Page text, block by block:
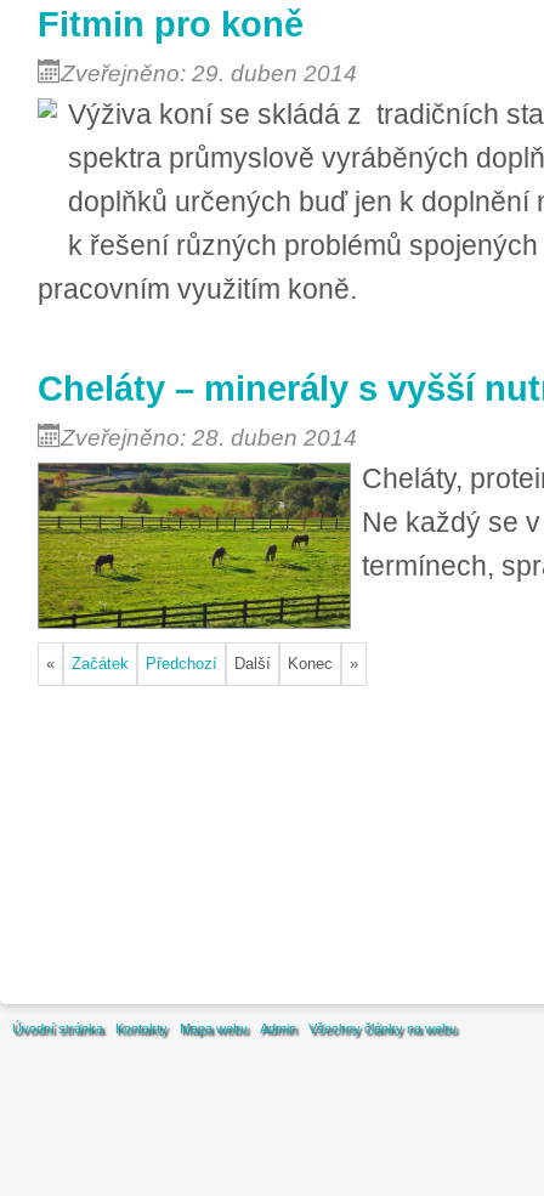
Fitmin pro koně
Zveřejněno: 29. duben 2014
Výživa koní se skládá z tradičních
spektra průmyslově vyráběných
doplňků určených buď jen k doplnění
k řešení různých problémů
pracovním využitím koně.
Cheláty – minerály s vyšší
Zveřejněno: 28. duben 2014
Cheláty,
Ne každý se
termínech,
« Začátek Předchozí Další Konec »
Úvodní stránka Kontakty Mapa webu Admin Všechny články na webu